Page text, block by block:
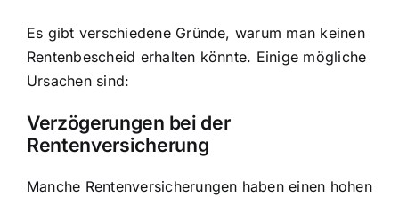
Es gibt verschiedene Gründe, warum man keinen
Rentenbescheid erhalten könnte. Einige mögliche
Ursachen sind:
Verzögerungen bei der
Rentenversicherung
Manche Rentenversicherungen haben einen hohen